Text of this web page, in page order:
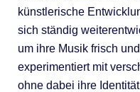
künstlerische
sich ständig
um ihre Musik frisch
experimentiert mit
ohne dabei ihre